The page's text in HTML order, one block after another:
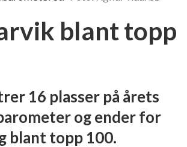
blant topp
16 plasser på årets
og ender for
blant topp 100.